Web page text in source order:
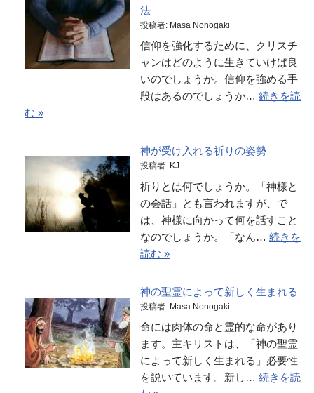
法
投稿者: Masa Nonogaki
信仰を強化するために、クリスチ
ャンはどのように生きていけば良
いのでしょうか。信仰を強める手
段はあるのでしょうか… 続きを読
む »
神が受け入れる祈りの姿勢
投稿者: KJ
祈りとは何でしょうか。「神様と
の会話」とも言われますが、で
は、神様に向かって何を話すこと
なのでしょうか。「なん… 続きを
読む »
神の聖霊によって新しく生まれる
投稿者: Masa Nonogaki
命には肉体の命と霊的な命があり
ます。主キリストは、「神の聖霊
によって新しく生まれる」必要性
を説いています。新し… 続きを読